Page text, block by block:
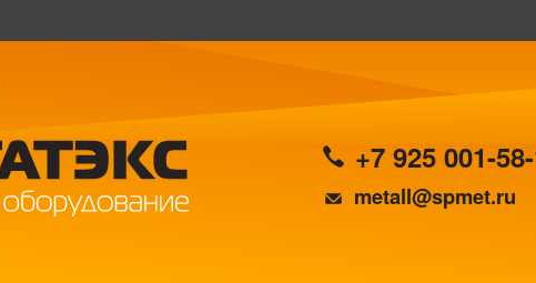
+7 925 001-
metall@spmet.ru